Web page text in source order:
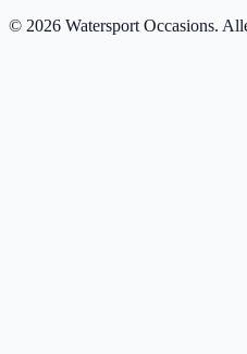
© 2026 Watersport Occasions.